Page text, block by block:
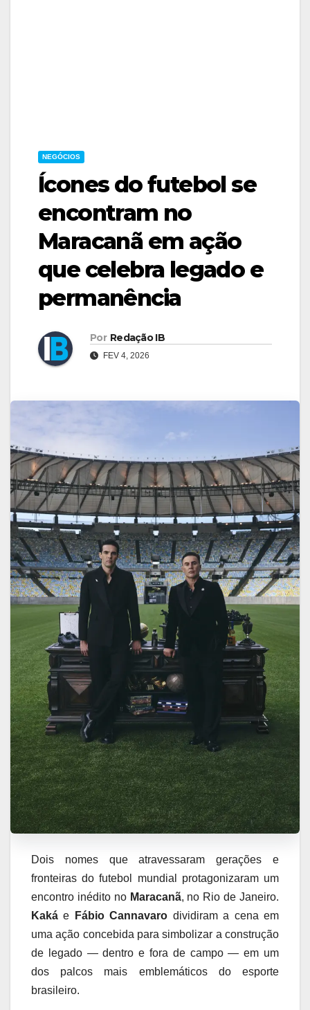
NEGÓCIOS
Ícones do futebol se
encontram no
Maracanã em ação
que celebra legado e
permanência
Por Redação IB
FEV 4, 2026
Dois nomes que atravessaram gerações e
fronteiras do futebol mundial protagonizaram um
encontro inédito no Maracanã, no Rio de Janeiro.
Kaká e Fábio Cannavaro dividiram a cena em
uma ação concebida para simbolizar a construção
de legado — dentro e fora de campo — em um
dos palcos mais emblemáticos do esporte
brasileiro.